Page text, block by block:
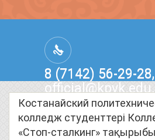
8 (7142) 56-29-28,
г.Костанай, Проспект
Батыра, 3
Костанайский
колледж студенттері
«Стоп-сталкинг»